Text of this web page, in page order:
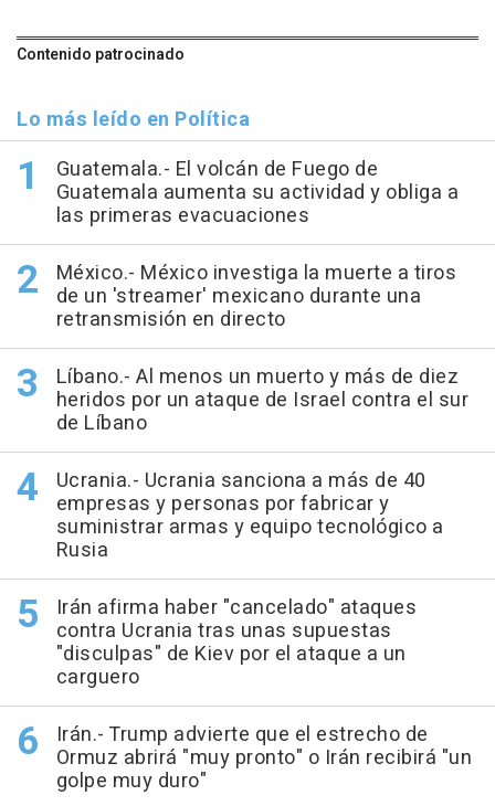
Contenido patrocinado
Lo más leído en Política
Guatemala.- El volcán de Fuego de
Guatemala aumenta su actividad y obliga a
las primeras evacuaciones
México.- México investiga la muerte a tiros
de un 'streamer' mexicano durante una
retransmisión en directo
Líbano.- Al menos un muerto y más de diez
heridos por un ataque de Israel contra el sur
de Líbano
Ucrania.- Ucrania sanciona a más de 40
empresas y personas por fabricar y
suministrar armas y equipo tecnológico a
Rusia
Irán afirma haber "cancelado" ataques
contra Ucrania tras unas supuestas
"disculpas" de Kiev por el ataque a un
carguero
Irán.- Trump advierte que el estrecho de
Ormuz abrirá "muy pronto" o Irán recibirá "un
golpe muy duro"